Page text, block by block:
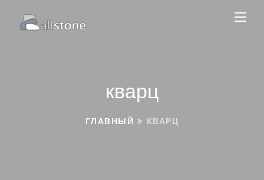
кварц
ГЛАВНЫЙ КВАРЦ